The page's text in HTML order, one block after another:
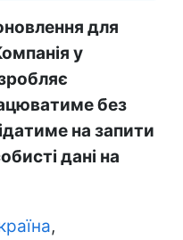
для
у
без
на запити
дані на
,